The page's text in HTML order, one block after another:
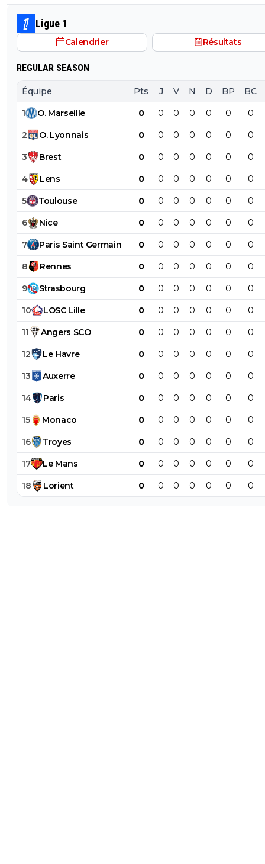
Ligue 1
Calendrier Résultats
REGULAR SEASON
Équipe Pts J V N D BP BC
1 O. Marseille 0 0 0 0 0 0 0
2 O. Lyonnais 0 0 0 0 0 0 0
3 Brest 0 0 0 0 0 0 0
4 Lens 0 0 0 0 0 0 0
5 Toulouse 0 0 0 0 0 0 0
6 Nice 0 0 0 0 0 0 0
7 Paris Saint Germain 0 0 0 0 0 0 0
8 Rennes 0 0 0 0 0 0 0
9 Strasbourg 0 0 0 0 0 0 0
10 LOSC Lille 0 0 0 0 0 0 0
11 Angers SCO 0 0 0 0 0 0 0
12 Le Havre 0 0 0 0 0 0 0
13 Auxerre 0 0 0 0 0 0 0
14 Paris 0 0 0 0 0 0 0
15 Monaco 0 0 0 0 0 0 0
16 Troyes 0 0 0 0 0 0 0
17 Le Mans 0 0 0 0 0 0 0
18 Lorient 0 0 0 0 0 0 0